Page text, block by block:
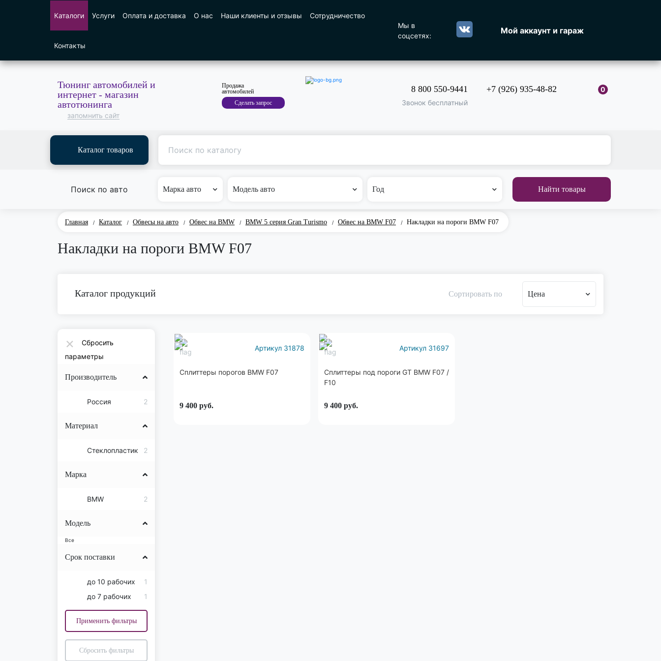
Каталоги Услуги Оплата и доставка О нас Наши клиенты и отзывы Сотрудничество
Контакты
Мы в
соцсетях:
Мой аккаунт и гараж
Тюнинг автомобилей и
интернет - магазин
автотюнинга
запомнить сайт
Продажа
автомобилей
Сделать запрос
8 800 550-9441
Звонок бесплатный
+7 (926) 935-48-82 0
Каталог товаров
Поиск по авто Марка авто Модель авто Год Найти товары
Главная / Каталог / Обвесы на авто / Обвес на BMW / BMW 5 серия Gran Turismo / Обвес на BMW F07 / Накладки на пороги BMW F07
Накладки на пороги BMW F07
Каталог продукций Сортировать по Цена
×
Сбросить
параметры
Производитель
Россия 2
Материал
Стеклопластик 2
Марка
BMW 2
Модель
Все
Срок поставки
до 10 рабочих
дней
1
до 7 рабочих
1
Артикул 31878
Сплиттеры порогов BMW F07
9 400 руб.
Артикул 31697
Сплиттеры под пороги GT BMW F07 /
F10
9 400руб.